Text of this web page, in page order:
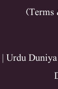
Urdu